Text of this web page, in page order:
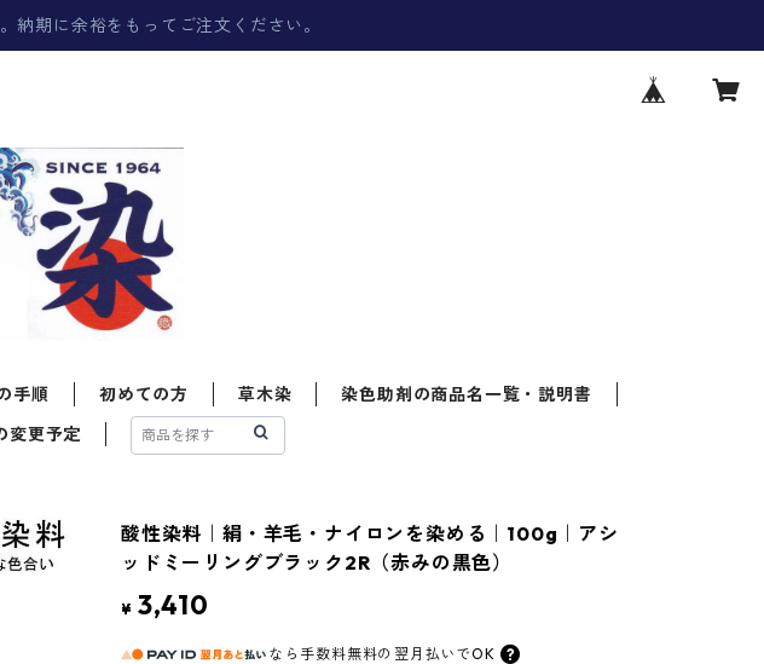
納期に余裕をもってご注文ください。
手順 初めての方 草木染
染色助剤の商品名一覧・説明書
変更予定
酸性染料｜絹・羊毛・ナイロンを染める｜100g｜アシ
ッドミーリングブラック2R（赤みの黒色）
¥ 3,410
なら 手数料無料の 翌月払いでOK